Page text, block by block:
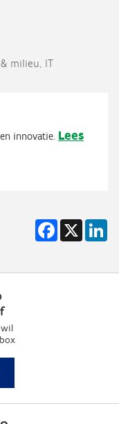
milieu, IT
innovatie. Lees
Facebook
X